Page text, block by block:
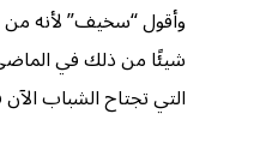
وأقول “سخيف” لأنه من
شيئًا من ذلك في
التي تجتاح الشباب